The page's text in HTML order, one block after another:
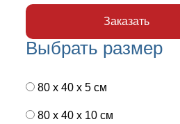
Выбрать размер
80 x 40 x 5 см
80 x 40 x 10 см